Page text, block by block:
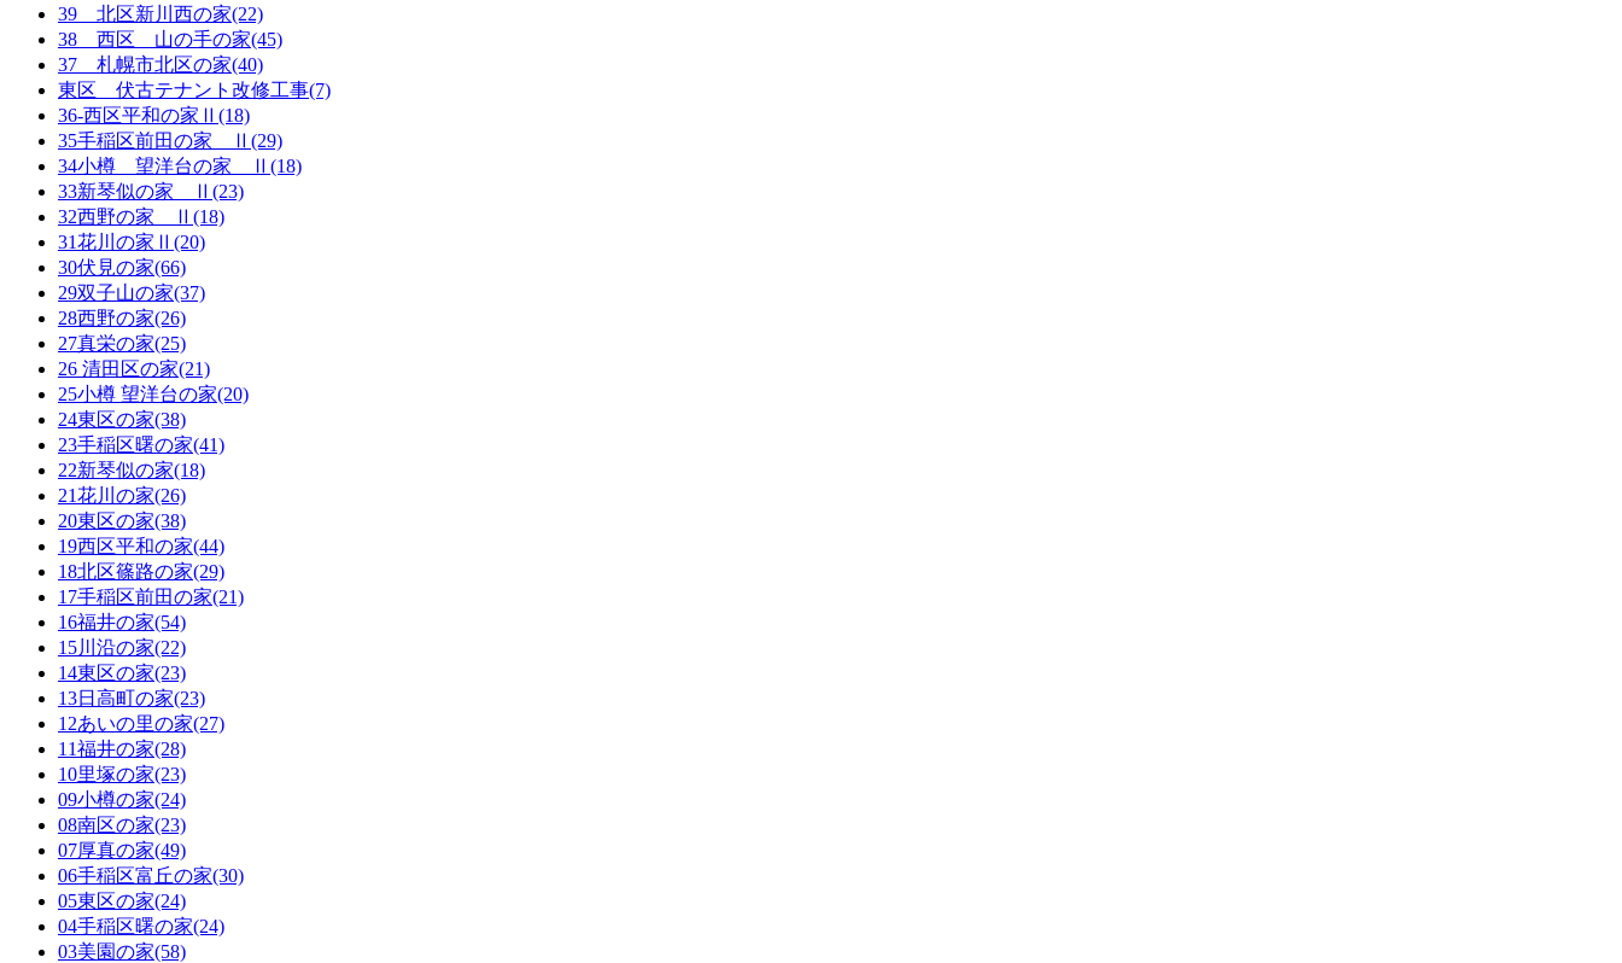
39 北区新川西の家(22)
38 西区 山の手の家(45)
37 札幌市北区の家(40)
東区 伏古テナント改修工事(7)
36-西区平和の家Ⅱ(18)
35手稲区前田の家 Ⅱ(29)
34小樽 望洋台の家 Ⅱ(18)
33新琴似の家 Ⅱ(23)
32西野の家 Ⅱ(18)
31花川の家Ⅱ(20)
30伏見の家(66)
29双子山の家(37)
28西野の家(26)
27真栄の家(25)
26 清田区の家(21)
25小樽 望洋台の家(20)
24東区の家(38)
23手稲区曙の家(41)
22新琴似の家(18)
21花川の家(26)
20東区の家(38)
19西区平和の家(44)
18北区篠路の家(29)
17手稲区前田の家(21)
16福井の家(54)
15川沿の家(22)
14東区の家(23)
13日高町の家(23)
12あいの里の家(27)
11福井の家(28)
10里塚の家(23)
09小樽の家(24)
08南区の家(23)
07厚真の家(49)
06手稲区富丘の家(30)
05東区の家(24)
04手稲区曙の家(24)
03美園の家(58)